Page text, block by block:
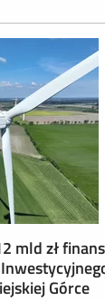
mld zł
Górce